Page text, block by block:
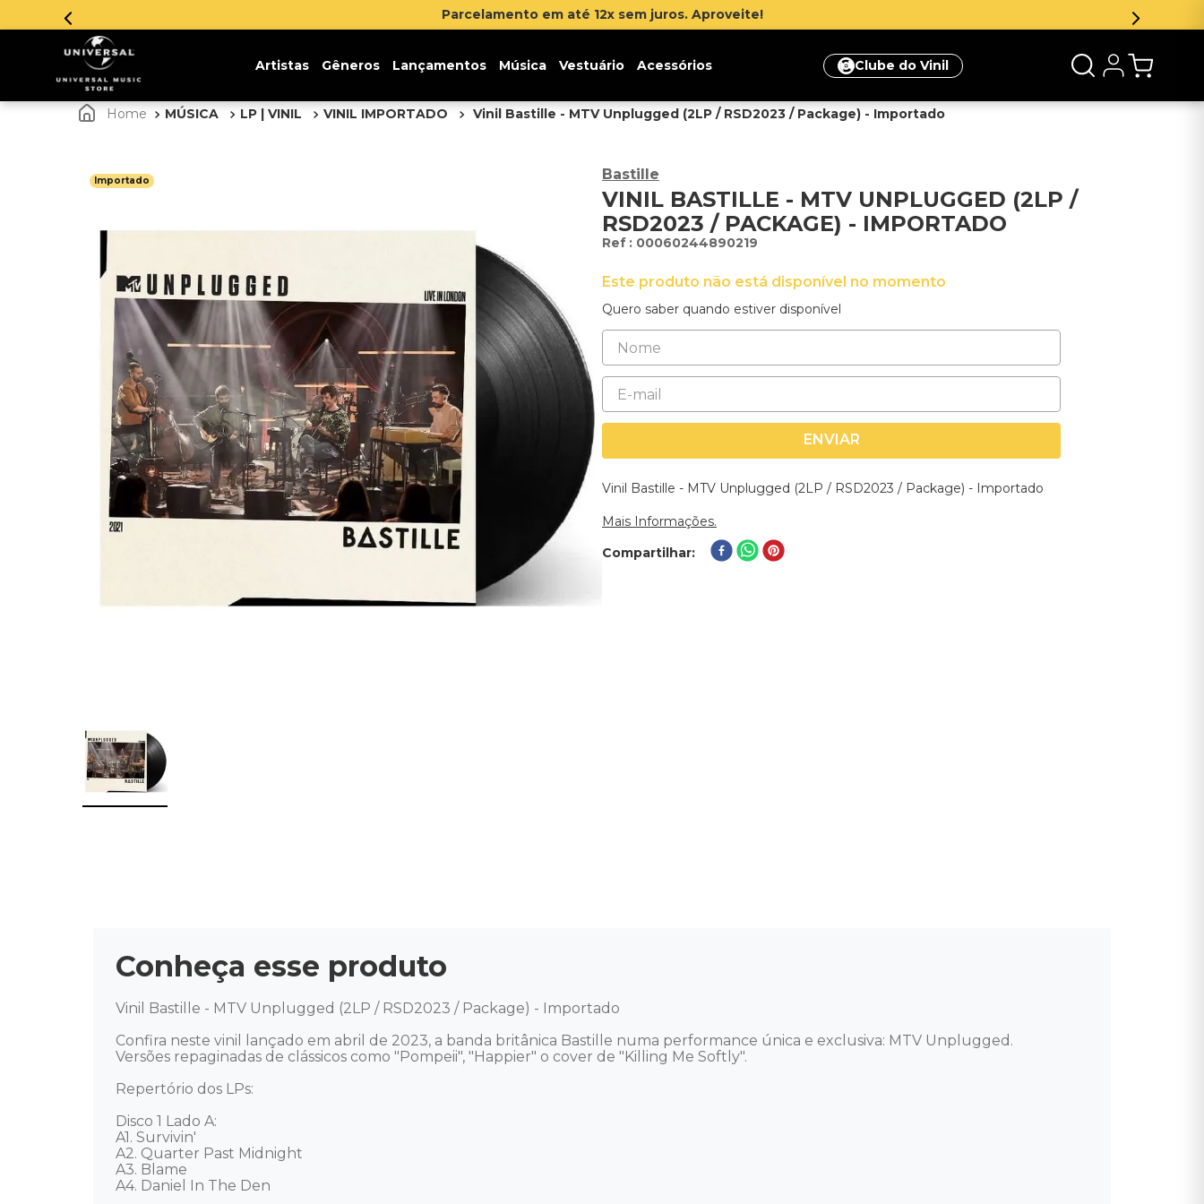
Parcelamento em até 12x sem juros. Aproveite! Inscreva-se na newsletter e ganhe
Artistas Gêneros Lançamentos Música Vestuário Acessórios Clube do Vinil
MÚSICA LP | VINIL VINIL IMPORTADO Vinil Bastille - MTV Unplugged (2LP / RSD2023 / Package) - Importado
Importado Bastille
VINIL BASTILLE - MTV UNPLUGGED (2LP /
RSD2023 / PACKAGE) - IMPORTADO
: 00060244890219
Este produto não está disponível no momento
Quero saber quando estiver disponível
ENVIAR
Vinil Bastille - MTV Unplugged (2LP / RSD2023 / Package) - Importado
Mais Informações.
Compartilhar
Conheça esse produto
Vinil Bastille - MTV Unplugged (2LP / RSD2023 / Package) - Importado
Confira neste vinil lançado em abril de 2023, a banda britânica Bastille numa performance única e exclusiva: MTV Unplugged.
Versões repaginadas de clássicos como "Pompeii", "Happier" o cover de "Killing Me Softly".
Repertório dos LPs:
Disco 1 Lado A:
A1. Survivin'
A2. Quarter Past Midnight
A3. Blame
A4. Daniel In The Den